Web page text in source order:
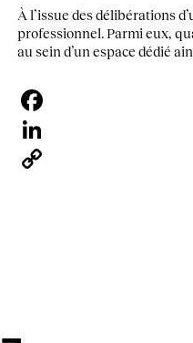
À l’issue des délibérations
professionnel. Parmi eux,
au sein d’un espace dédié
Facebook
LinkedIn